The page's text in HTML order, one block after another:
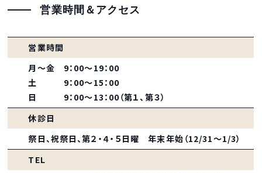
営業時間＆アクセス
営業時間
月～金 9：00～19：00
土 9：00～15：00
日 9：00～13：00（第１、第３）
休診日
祭日、祝祭日、第２・４・５日曜 年末年始（12/31～1/3）
TEL